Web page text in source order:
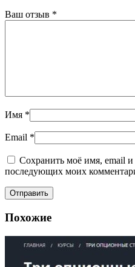
Ваш отзыв *
Имя *
Email *
Сохранить моё имя, email и
последующих моих
Похожие